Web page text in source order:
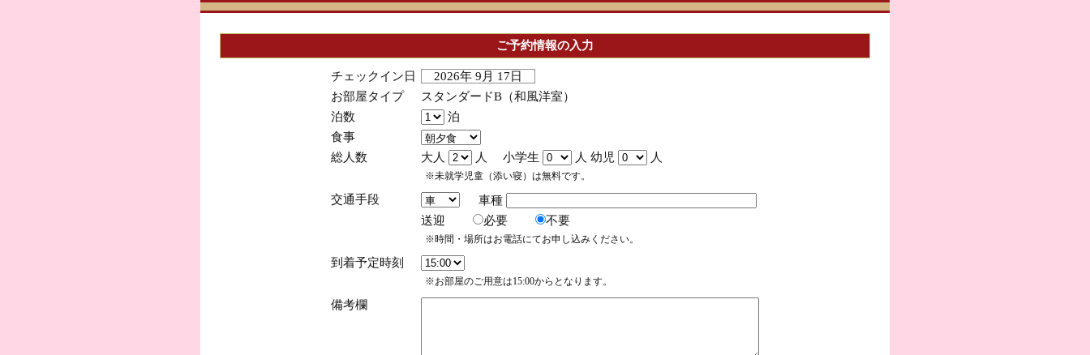
ご予約情報の入力
チェックイン日
2026年 9月 17日
お部屋タイプ
スタンダードB（和風洋室）
泊数
泊
食事
総人数
大人 人 小学生 人 幼児 人
※未就学児童（添い寝）は無料です。
交通手段
車種
送迎
必要 不要
※時間・場所はお電話にてお申し込みください。
到着予定時刻
※お部屋のご用意は15:00からとなります。
備考欄